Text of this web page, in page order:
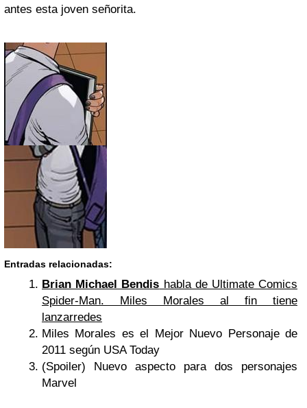
antes esta joven señorita.
Entradas relacionadas:
Brian Michael Bendis habla de Ultimate Comics
Spider-Man. Miles Morales al fin tiene
lanzarredes
Miles Morales es el Mejor Nuevo Personaje de
2011 según USA Today
(Spoiler) Nuevo aspecto para dos personajes
Marvel